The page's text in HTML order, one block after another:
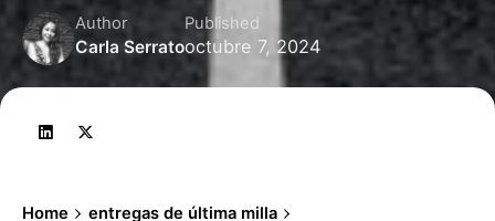
Author
Carla Serrato
Published
octubre 7, 2024
Home entregas de última milla